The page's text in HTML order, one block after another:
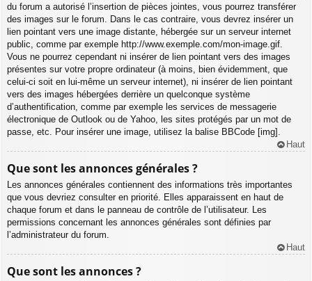
du forum a autorisé l’insertion de pièces jointes, vous pourrez transférer
des images sur le forum. Dans le cas contraire, vous devrez insérer un
lien pointant vers une image distante, hébergée sur un serveur internet
public, comme par exemple http://www.exemple.com/mon-image.gif.
Vous ne pourrez cependant ni insérer de lien pointant vers des images
présentes sur votre propre ordinateur (à moins, bien évidemment, que
celui-ci soit en lui-même un serveur internet), ni insérer de lien pointant
vers des images hébergées derrière un quelconque système
d’authentification, comme par exemple les services de messagerie
électronique de Outlook ou de Yahoo, les sites protégés par un mot de
passe, etc. Pour insérer une image, utilisez la balise BBCode [img].
Haut
Que sont les annonces générales ?
Les annonces générales contiennent des informations très importantes
que vous devriez consulter en priorité. Elles apparaissent en haut de
chaque forum et dans le panneau de contrôle de l’utilisateur. Les
permissions concernant les annonces générales sont définies par
l’administrateur du forum.
Haut
Que sont les annonces ?